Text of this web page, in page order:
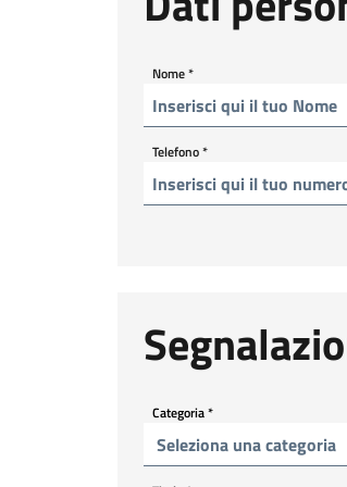
Nome*
Telefono*
Categoria*